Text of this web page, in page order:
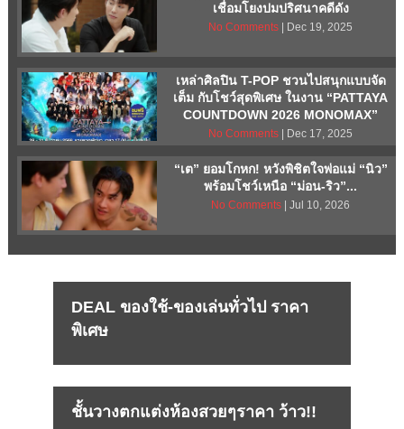
เชื่อมโยงปมปริศนาคดีดัง
No Comments | Dec 19, 2025
เหล่าศิลปิน T-POP ชวนไปสนุกแบบจัด
เต็ม กับโชว์สุดพิเศษ ในงาน “PATTAYA
COUNTDOWN 2026 MONOMAX”
No Comments | Dec 17, 2025
“เต” ยอมโกหก! หวังพิชิตใจพ่อแม่ “นิว”
พร้อมโชว์เหนือ “ม่อน-ริว”...
No Comments | Jul 10, 2026
DEAL ของใช้-ของเล่นทั่วไป ราคา
พิเศษ
ชั้นวางตกแต่งห้องสวยๆราคา ว้าว!!